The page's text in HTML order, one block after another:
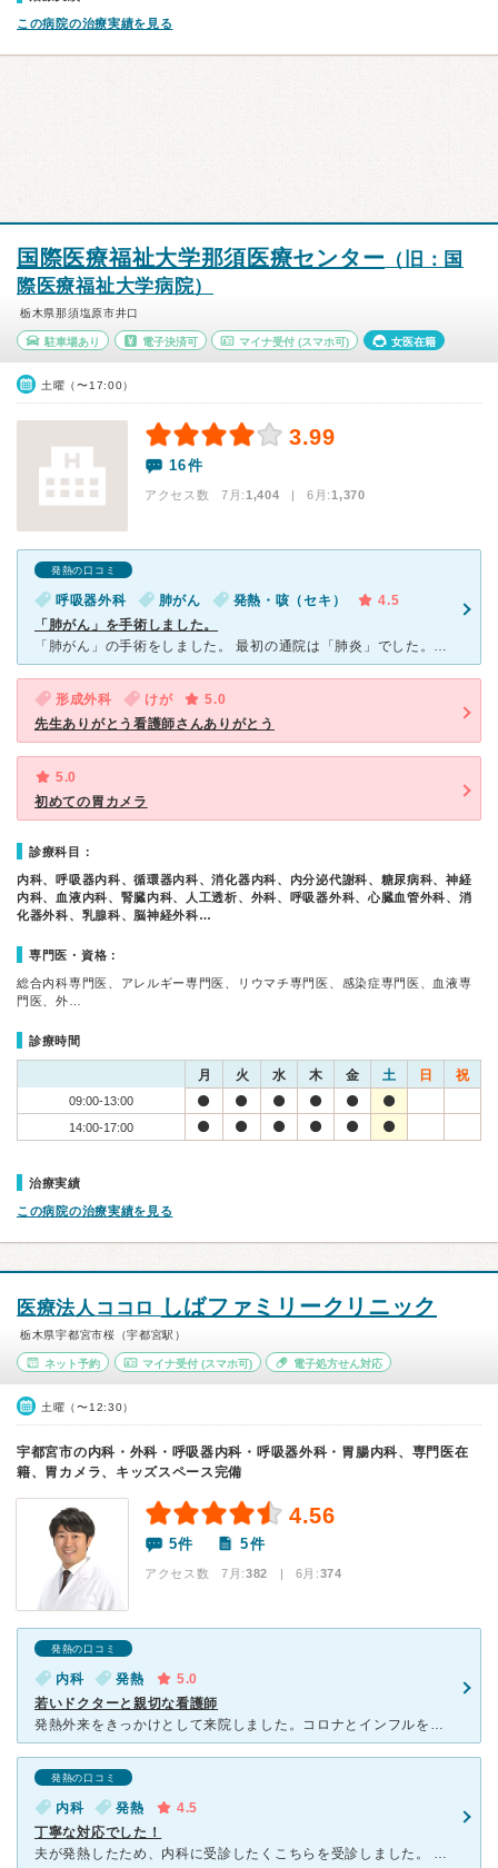
この病院の治療実績を見る
国際医療福祉大学那須医療センター （旧：国
際医療福祉大学病院）
栃木県那須塩原市井口
駐車場あり 電子決済可 マイナ受付 (スマホ可) 女医在籍
土曜（〜17:00）
3.99
16件
アクセス数 7月:1,404 | 6月:1,370
発熱の口コミ
呼吸器外科 肺がん 発熱・咳（セキ）
4.5
「肺がん」を手術しました。
「肺がん」の手術をしました。 最初の通院は「肺炎」でした。しかし、ＣＴ画像を放射線科の先生が見たところ「肺がんが疑わしい。」でした。 それから担当の先生も変わり「肺がん」の手術についての説明を受け
形成外科 けが
5.0
先生ありがとう看護師さんありがとう
5.0
初めての胃カメラ
診療科目：
内科、呼吸器内科、循環器内科、消化器内科、内分泌代謝科、糖尿病科、神経
内科、血液内科、腎臓内科、人工透析、外科、呼吸器外科、心臓血管外科、消
化器外科、乳腺科、脳神経外科…
専門医・資格：
総合内科専門医、アレルギー専門医、リウマチ専門医、感染症専門医、血液専
門医、外…
診療時間
月 火 水 木 金 土 日 祝
09:00-13:00
14:00-17:00
治療実績
この病院の治療実績を見る
医療法人ココロ しばファミリークリニック
栃木県宇都宮市桜（宇都宮駅）
ネット予約 マイナ受付(スマホ可) 電子処方せん対応
土曜（〜12:30）
宇都宮市の内科・外科・呼吸器内科・呼吸器外科・胃腸内科、専門医在
籍、胃カメラ、キッズスペース完備
4.56
5件 5件
アクセス数 7月:382 | 6月:374
発熱の口コミ
内科 発熱
5.0
若いドクターと親切な看護師
発熱外来をきっかけとして来院しました。コロナとインフルを同時に検査してもらいました。関心したポイントの一つ目として、問診票はwebから記入します。そのため、来院した際に問診票を書いて受付、というステッ
発熱の口コミ
内科 発熱
4.5
丁寧な対応でした！
夫が発熱したため、内科に受診したくこちらを受診しました。 ほかの口コミサイトで、よい評価が多かったので気になっていました。 発熱外来があり、webで予約できますが、その日はwebができなかったので